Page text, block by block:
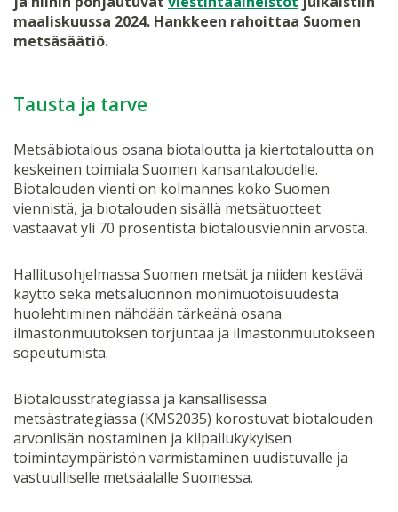
maaliskuussa 2024. Hankkeen rahoittaa Suomen
metsäsäätiö.
Tausta ja tarve
Metsäbiotalous osana biotaloutta ja kiertotaloutta on
keskeinen toimiala Suomen kansantaloudelle.
Biotalouden vienti on kolmannes koko Suomen
viennistä, ja biotalouden sisällä metsätuotteet
vastaavat yli 70 prosentista biotalousviennin arvosta.
Hallitusohjelmassa Suomen metsät ja niiden kestävä
käyttö sekä metsäluonnon monimuotoisuudesta
huolehtiminen nähdään tärkeänä osana
ilmastonmuutoksen torjuntaa ja ilmastonmuutokseen
sopeutumista.
Biotalousstrategiassa ja kansallisessa
metsästrategiassa (KMS2035) korostuvat biotalouden
arvonlisän nostaminen ja kilpailukykyisen
toimintaympäristön varmistaminen uudistuvalle ja
vastuulliselle metsäalalle Suomessa.